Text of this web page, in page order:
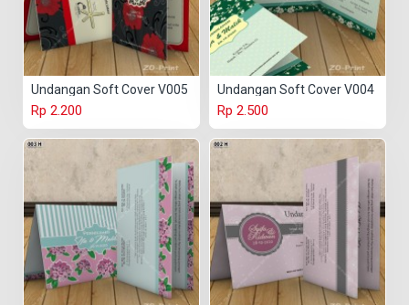
Undangan Soft Cover V005
Rp 2.200
Undangan Soft Cover V004
Rp 2.500